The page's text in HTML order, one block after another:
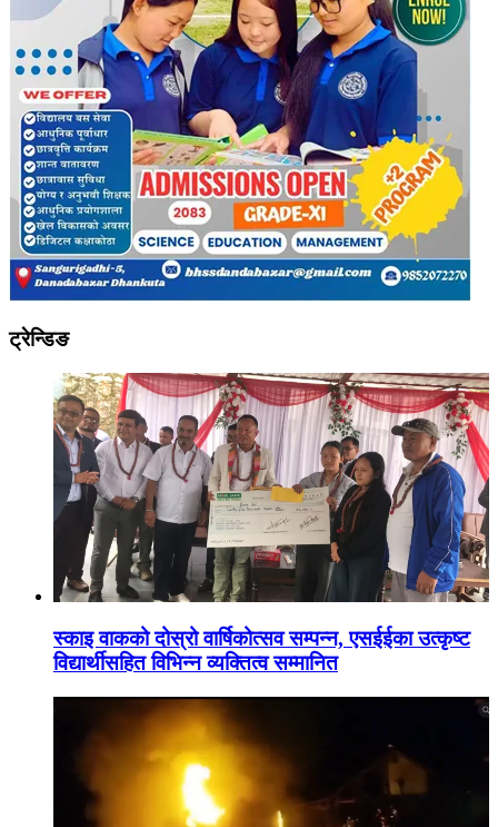
ट्रेन्डिङ
स्काइ वाकको दोस्रो वार्षिकोत्सव सम्पन्न, एसईईका उत्कृष्ट
विद्यार्थीसहित विभिन्न व्यक्तित्व सम्मानित